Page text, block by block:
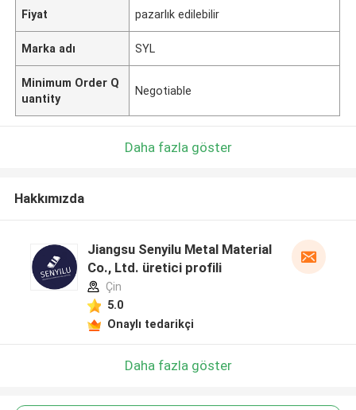
Fiyat pazarlık edilebilir
Marka adı SYL
Minimum Order Q
uantity
Negotiable
Daha fazla göster
Hakkımızda
Jiangsu Senyilu Metal Material
Co., Ltd. üretici profili
Çin
5.0
Onaylı tedarikçi
Daha fazla göster